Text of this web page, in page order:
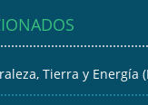
Tierra y Energía